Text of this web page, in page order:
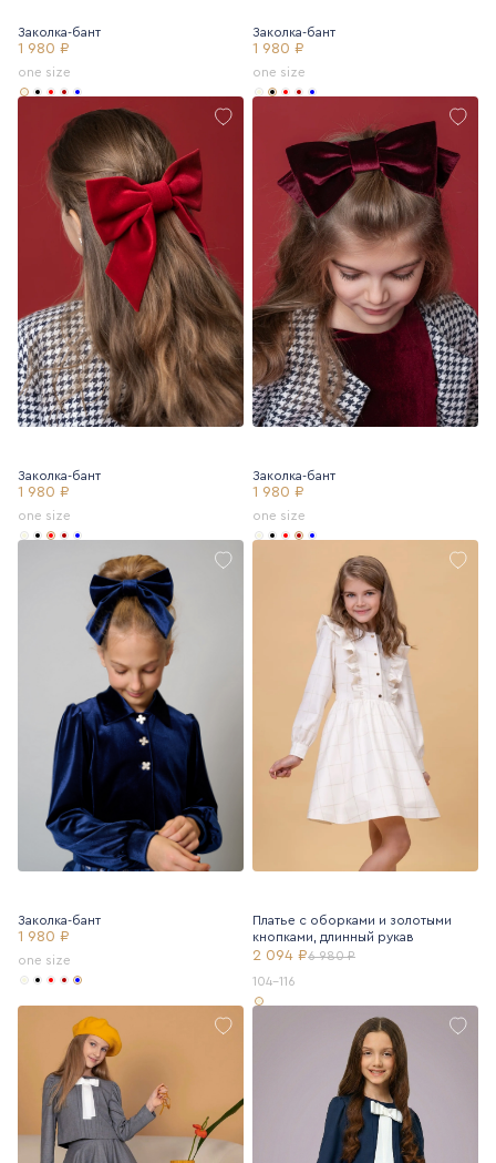
Заколка-бант
1 980 ₽
one size
Заколка-бант
1 980 ₽
one size
Заколка-бант
1 980 ₽
one size
Заколка-бант
1 980 ₽
one size
Заколка-бант
1 980 ₽
one size
Платье с оборками и золотыми
кнопками, длинный рукав
2 094 ₽6 980 ₽
104-116